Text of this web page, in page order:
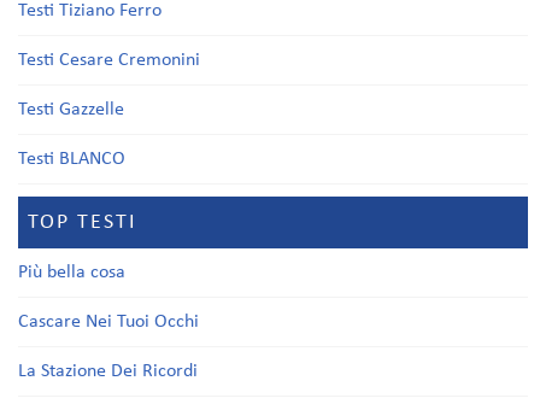
Testi Tiziano Ferro
Testi Cesare Cremonini
Testi Gazzelle
Testi BLANCO
TOP TESTI
Più bella cosa
Cascare Nei Tuoi Occhi
La Stazione Dei Ricordi